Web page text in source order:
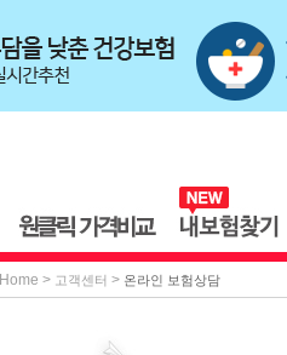
Home > 고객센터 > 온라인 보험상담